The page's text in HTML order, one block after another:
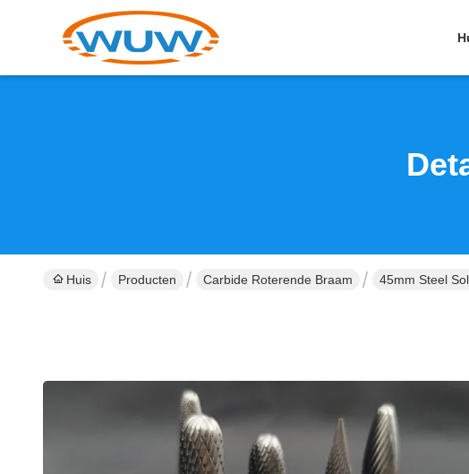
Huis Producten Carbide Roterende Braam 45mm Steel